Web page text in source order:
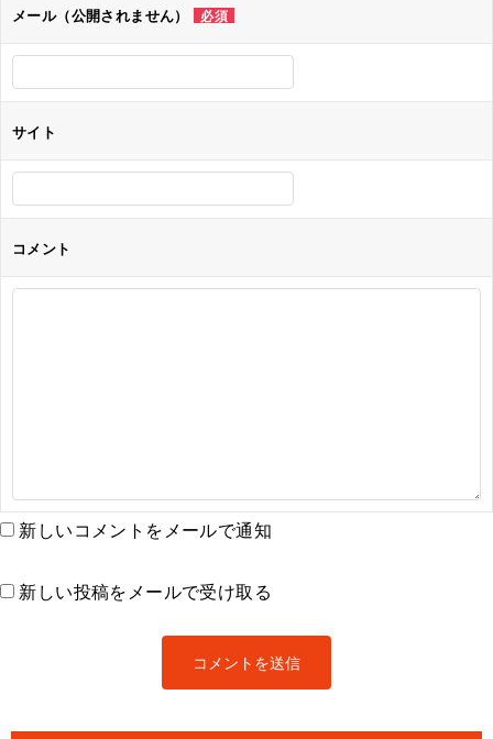
メール（公開されません） 必須
サイト
コメント
新しいコメントをメールで通知
新しい投稿をメールで受け取る